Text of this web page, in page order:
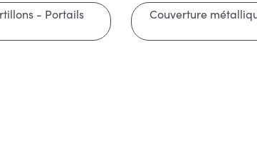
- Portails Couverture